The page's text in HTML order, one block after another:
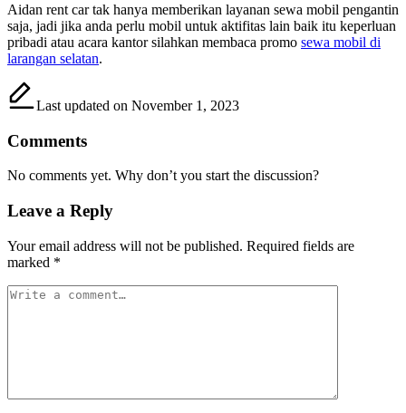
Aidan rent car tak hanya memberikan layanan sewa mobil pengantin
saja, jadi jika anda perlu mobil untuk aktifitas lain baik itu keperluan
pribadi atau acara kantor silahkan membaca promo sewa mobil di
larangan selatan.
Last updated on November 1, 2023
Comments
No comments yet. Why don’t you start the discussion?
Leave a Reply
Your email address will not be published. Required fields are
marked *